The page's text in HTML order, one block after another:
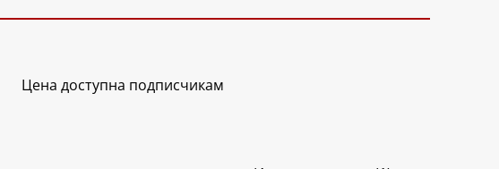
Цена доступна подписчикам